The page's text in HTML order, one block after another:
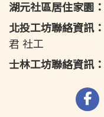
湖元社區居住家園：
北投工坊聯絡資訊：
君 社工
士林工坊聯絡資訊：